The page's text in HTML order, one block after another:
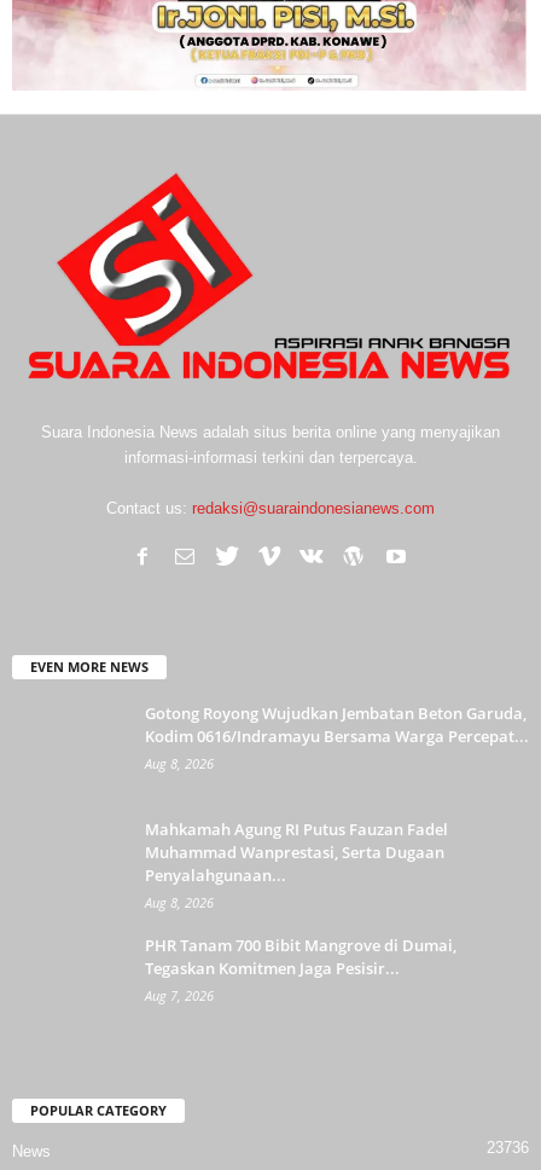
Suara Indonesia News adalah situs berita online yang menyajikan
informasi-informasi terkini dan terpercaya.
Contact us: redaksi@suaraindonesianews.com
EVEN MORE NEWS
Gotong Royong Wujudkan Jembatan Beton Garuda,
Kodim 0616/Indramayu Bersama Warga Percepat...
Aug 8, 2026
Mahkamah Agung RI Putus Fauzan Fadel
Muhammad Wanprestasi, Serta Dugaan
Penyalahgunaan...
Aug 8, 2026
PHR Tanam 700 Bibit Mangrove di Dumai,
Tegaskan Komitmen Jaga Pesisir...
Aug 7, 2026
POPULAR CATEGORY
News 23736